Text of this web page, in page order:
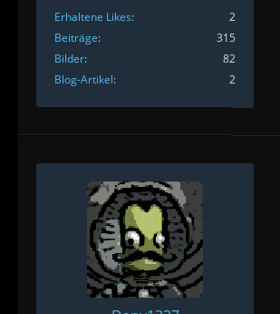
Erhaltene Likes
2
Beiträge
315
Bilder
82
Blog-Artikel
2